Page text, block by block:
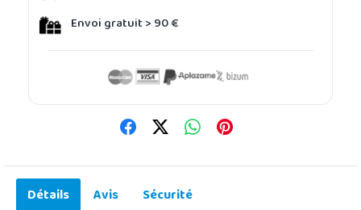
Envoi gratuit > 90 €
Détails Avis
Sécurité